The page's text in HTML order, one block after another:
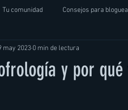
Tu comunidad Consejos para
y por
may 2023 0 min de lectura